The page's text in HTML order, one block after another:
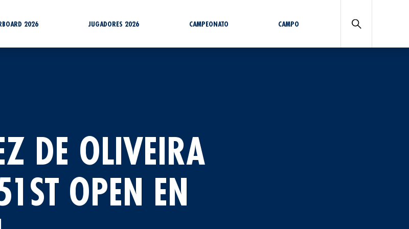
2026 JUGADORES 2026 CAMPEONATO CAMPO
DE OLIVEIRA
OPEN EN